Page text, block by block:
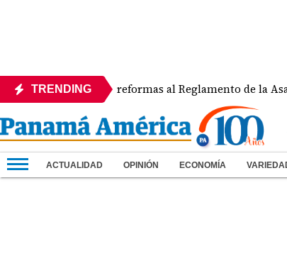
TRENDING
rechaza reformas al Reglamento de la Asamblea
ACTUALIDAD OPINIÓN ECONOMÍA